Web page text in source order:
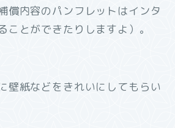
償内容のパンフレットはインタ
ことができたりしますよ）。
壁紙などをきれいにしてもらい